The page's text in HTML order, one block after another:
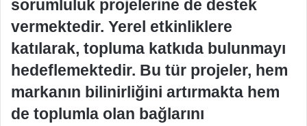
sorumluluk projelerine de destek
vermektedir. Yerel etkinliklere
katılarak, topluma katkıda bulunmayı
hedeflemektedir. Bu tür projeler, hem
markanın bilinirliğini artırmakta hem
de toplumla olan bağlarını